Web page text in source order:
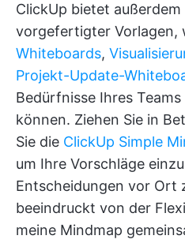
ClickUp bietet außerdem
vorgefertigter Vorlagen,
Whiteboards,
Projekt-Update-
Bedürfnisse Ihres
können. Ziehen Sie in
Sie die ClickUp Simple
um Ihre Vorschläge
Entscheidungen vor Ort
beeindruckt von der
meine Mindmap